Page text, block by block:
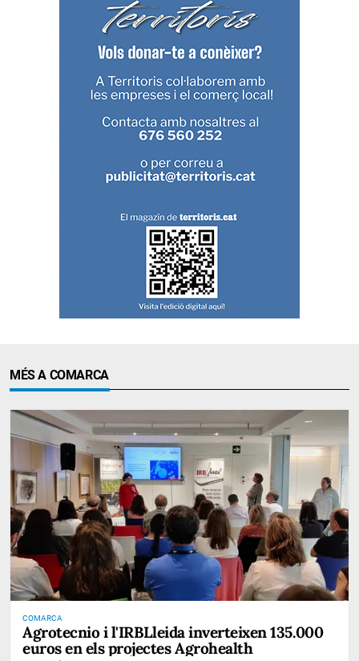
MÉS A COMARCA
COMARCA
Agrotecnio i l'IRBLleida inverteixen 135.000
euros en els projectes Agrohealth